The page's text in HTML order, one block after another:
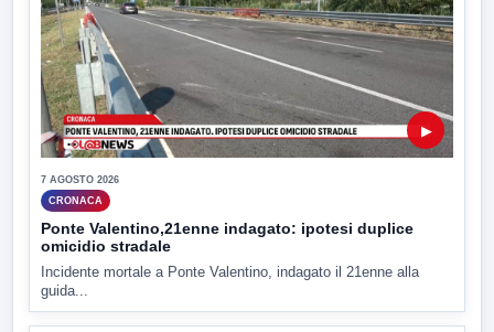
▶
7 AGOSTO 2026
CRONACA
Ponte Valentino,21enne indagato: ipotesi duplice
omicidio stradale
Incidente mortale a Ponte Valentino, indagato il 21enne alla
guida...